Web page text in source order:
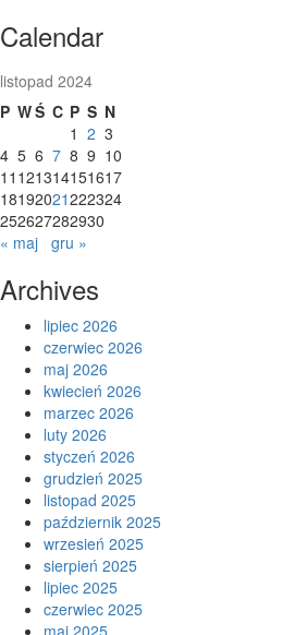
to
content
Calendar
listopad 2024
P WŚ C P S N
1 2 3
4 5 6 7 8 9 10
11 121314151617
18192021222324
252627282930
« maj gru »
Archives
lipiec 2026
czerwiec 2026
maj 2026
kwiecień 2026
marzec 2026
luty 2026
styczeń 2026
grudzień 2025
listopad 2025
październik 2025
wrzesień 2025
sierpień 2025
lipiec 2025
czerwiec 2025
maj 2025